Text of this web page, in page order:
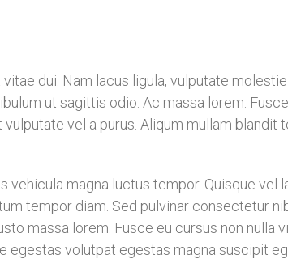
dui. Nam lacus ligula, vulputate
ut sagittis odio. Ac massa lorem.
vel a purus. Aliqum mullam blandit
vehicula magna luctus tempor. Quisque vel
tempor diam. Sed pulvinar consectetur
massa lorem. Fusce eu cursus non nulla
egestas volutpat egestas magna suscipit